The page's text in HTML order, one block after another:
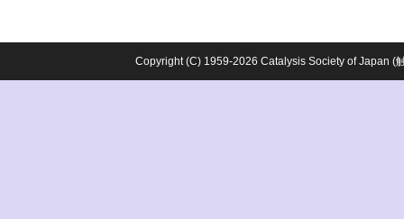
Copyright (C) 1959-2026 Catalysis Society of Japan (